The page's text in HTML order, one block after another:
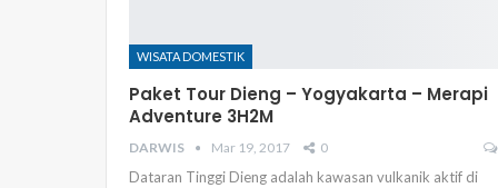
WISATA DOMESTIK
Paket Tour Dieng – Yogyakarta – Merapi
Adventure 3H2M
DARWIS Mar 19, 2017 0
Dataran Tinggi Dieng adalah kawasan vulkanik aktif di